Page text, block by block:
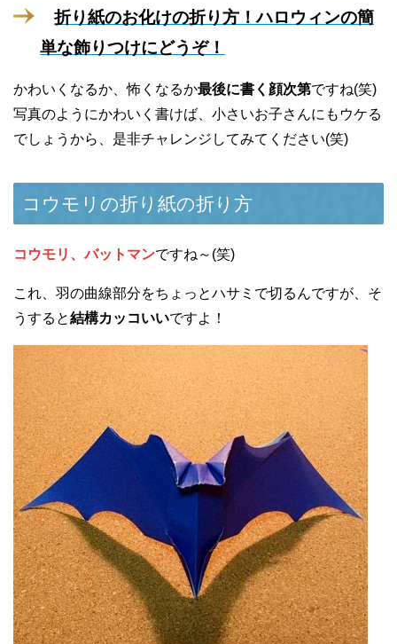
折り紙のお化けの折り方！ハロウィンの簡
単な飾りつけにどうぞ！
かわいくなるか、怖くなるか最後に書く顔次第ですね(笑)
写真のようにかわいく書けば、小さいお子さんにもウケる
でしょうから、是非チャレンジしてみてください(笑)
コウモリの折り紙の折り方
コウモリ、バットマンですね～(笑)
これ、羽の曲線部分をちょっとハサミで切るんですが、そ
うすると結構カッコいいですよ！